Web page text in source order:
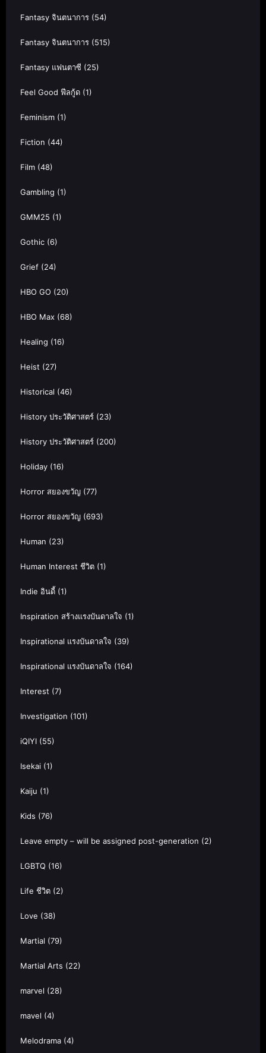
Fantasy จินตนาการ (54)
Fantasy จินตนาการ (515)
Fantasy แฟนตาซี (25)
Feel Good ฟีลกู้ด (1)
Feminism (1)
Fiction (44)
Film (48)
Gambling (1)
GMM25 (1)
Gothic (6)
Grief (24)
HBO GO (20)
HBO Max (68)
Healing (16)
Heist (27)
Historical (46)
History ประวัติศาสตร์ (23)
History ประวัติศาสตร์ (200)
Holiday (16)
Horror สยองขวัญ (77)
Horror สยองขวัญ (693)
Human (23)
Human Interest ชีวิต (1)
Indie อินดี้ (1)
Inspiration สร้างแรงบันดาลใจ (1)
Inspirational แรงบันดาลใจ (39)
Inspirational แรงบันดาลใจ (164)
Interest (7)
Investigation (101)
iQIYI (55)
Isekai (1)
Kaiju (1)
Kids (76)
Leave empty – will be assigned post-generation (2)
LGBTQ (16)
Life ชีวิต (2)
Love (38)
Martial (79)
Martial Arts (22)
marvel (28)
mavel (4)
Melodrama (4)